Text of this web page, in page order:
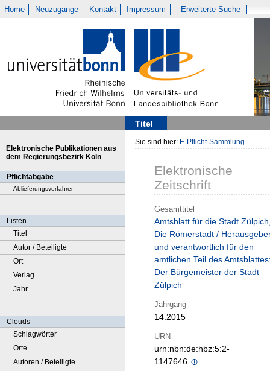
Home Neuzugänge Kontakt Impressum Erweiterte Suche
Titel
Elektronische Publikationen aus
dem Regierungsbezirk Köln
Pflichtabgabe
Ablieferungsverfahren
Listen
Titel
Autor / Beteiligte
Ort
Verlag
Jahr
Clouds
Schlagwörter
Orte
Autoren / Beteiligte
Sie sind hier: E-Pflicht-Sammlung
Elektronische
Zeitschrift
Gesamttitel
Amtsblatt für die Stadt
Die Römerstadt /
und verantwortlich für den
amtlichen Teil des
Der Bürgemeister der Stadt
Zülpich
Jahrgang
14.2015
URN
urn:nbn:de:hbz:5:2-
1147646